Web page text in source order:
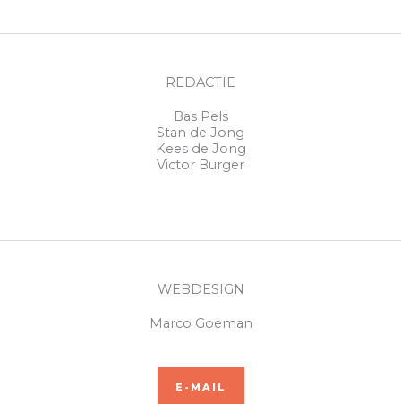
REDACTIE
Bas Pels
Stan de Jong
Kees de Jong
Victor Burger
WEBDESIGN
Marco Goeman
E-MAIL